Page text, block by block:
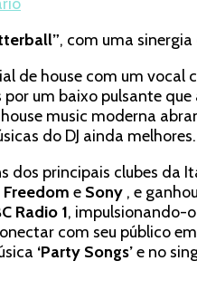
Gamuel
celebra
ascensão
na
cena
eletrônica
e
deixa
conselho
a
novos
, com uma
house com um vocal
um baixo pulsante
music moderna
do DJ ainda melhores.
dos principais clubes
Freedom e Sony , e
Radio 1, impulsionando-
com seu público
‘Party Songs’e no